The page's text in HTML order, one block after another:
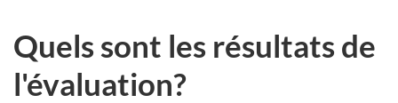
Quels sont les résultats de
l'évaluation?